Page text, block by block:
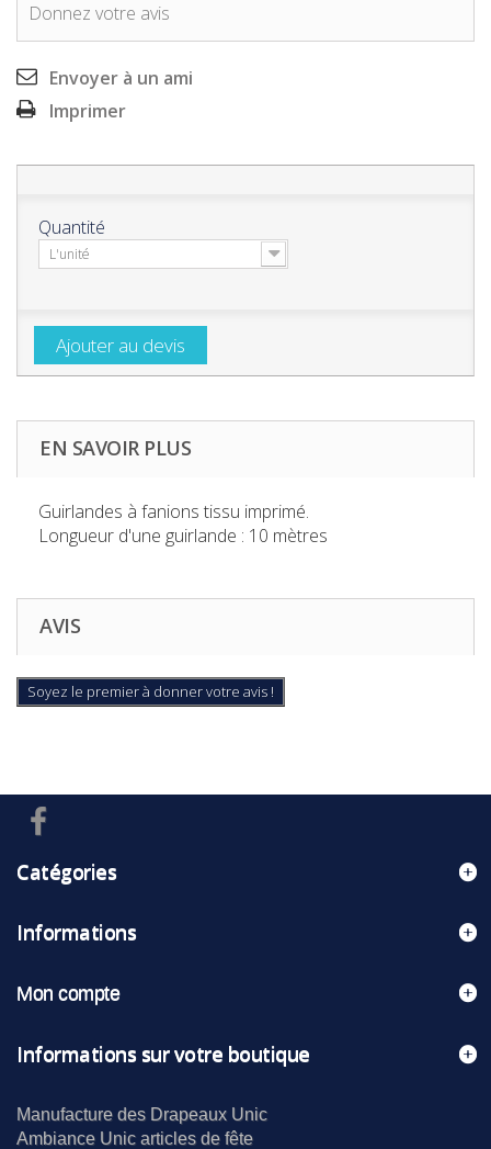
Donnez votre avis
Envoyer à un ami
Imprimer
Quantité
L'unité
Ajouter au devis
EN SAVOIR PLUS
Guirlandes à fanions tissu imprimé.
Longueur d'une guirlande : 10 mètres
AVIS
Soyez le premier à donner votre avis !
Catégories
Informations
Mon compte
Informations sur votre boutique
Manufacture des Drapeaux Unic
Ambiance Unic articles de fête